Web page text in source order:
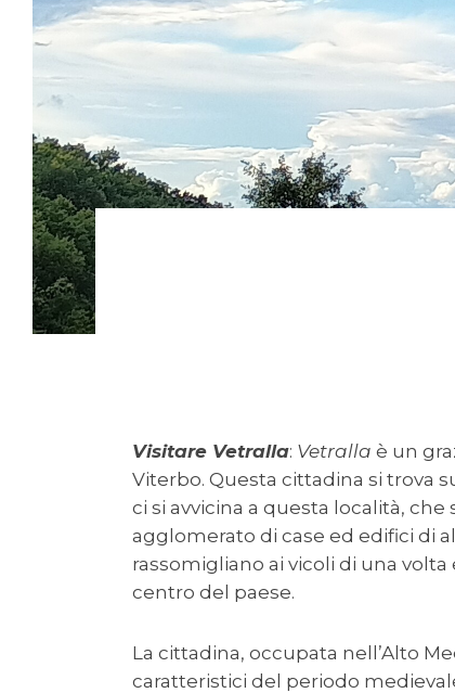
Visitare Vetralla: Vetralla è un
Viterbo. Questa cittadina si trova
ci si avvicina a questa località,
agglomerato di case ed edifici di
rassomigliano ai vicoli di una
centro del paese.
La cittadina, occupata nell’Alto
caratteristici del periodo